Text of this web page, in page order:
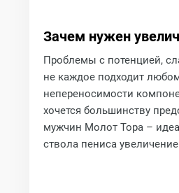
Зачем нужен
Проблемы с потенцией,
не каждое подходит
непереносимости
хочется большинству
мужчин Молот Тора –
ствола пениса